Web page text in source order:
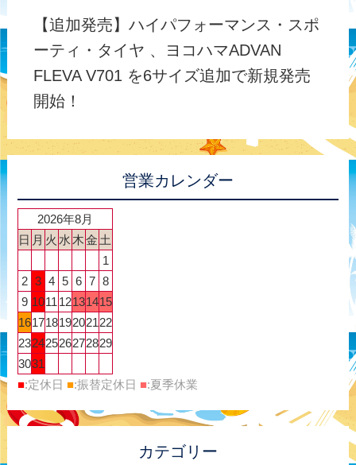
【追加発売】ハイパフォーマンス・スポ
ーティ・タイヤ 、ヨコハマADVAN
FLEVA V701 を6サイズ追加で新規発売
開始！
営業カレンダー
2026年8月
日 月 火 水木金土
1
2 3 4 5 6 7 8
9 101112131415
16171819202122
23242526272829
3031
■:定休日 ■:振替定休日 ■:夏季休業
カテゴリー